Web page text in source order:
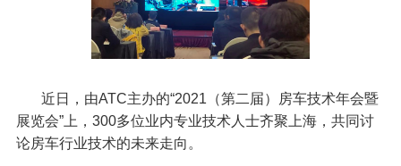
近日，由ATC主办的“2021（第二届）房车技术年会暨
展览会”上，300多位业内专业技术人士齐聚上海，共同讨
论房车行业技术的未来走向。